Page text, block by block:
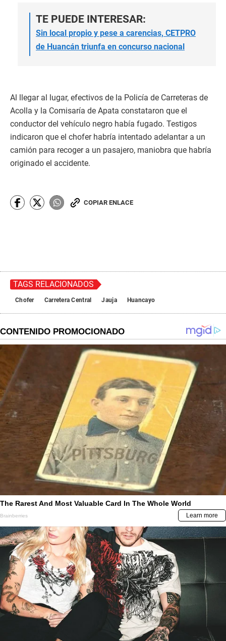
TE PUEDE INTERESAR:
Sin local propio y pese a carencias, CETPRO
de Huancán triunfa en concurso nacional
Al llegar al lugar, efectivos de la Policía de Carreteras de
Acolla y la Comisaría de Apata constataron que el
conductor del vehículo negro había fugado. Testigos
indicaron que el chofer habría intentado adelantar a un
camión para recoger a un pasajero, maniobra que habría
originado el accidente.
COPIAR ENLACE
TAGS RELACIONADOS
Chofer Carretera Central Jauja Huancayo